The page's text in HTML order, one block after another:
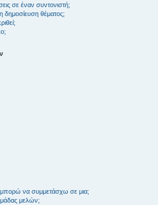
σε έναν συντονιστή;
δημοσίευση θέματος;
μπορώ να συμμετάσχω σε μια;
μελών;